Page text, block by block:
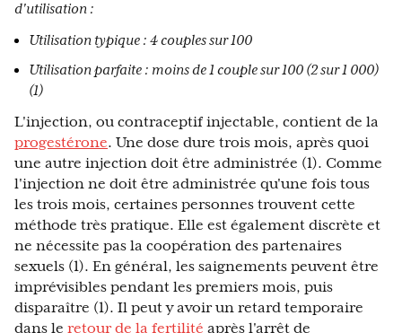
d'utilisation :
Utilisation typique : 4 couples sur 100
Utilisation parfaite : moins de 1 couple sur 100 (2 sur 1 000)
(1)
L'injection, ou contraceptif injectable, contient de la
progestérone. Une dose dure trois mois, après quoi
une autre injection doit être administrée (1). Comme
l'injection ne doit être administrée qu'une fois tous
les trois mois, certaines personnes trouvent cette
méthode très pratique. Elle est également discrète et
ne nécessite pas la coopération des partenaires
sexuels (1). En général, les saignements peuvent être
imprévisibles pendant les premiers mois, puis
disparaître (1). Il peut y avoir un retard temporaire
dans le retour de la fertilité après l'arrêt de